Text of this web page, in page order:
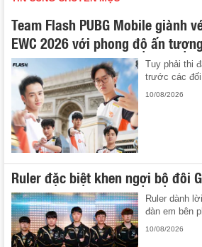
Team Flash PUBG Mobile giành
EWC 2026 với phong độ ấn tượng
Tuy phải thi
trước các đối
10/08/2026
Ruler đặc biệt khen ngợi bộ đôi
Ruler dành
đàn em bên
10/08/2026